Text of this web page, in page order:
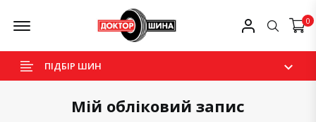
Offcanvas Menu Open Мій профіль
Пошук
0
ПІДБІР ШИН
Мій обліковий запис